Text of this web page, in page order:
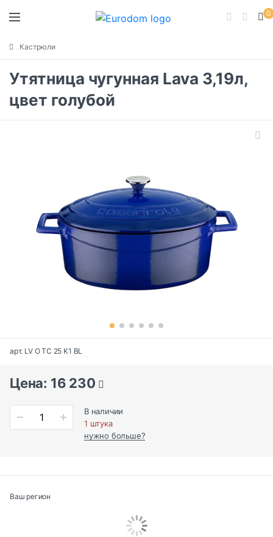
0
Кастрюли
Утятница чугунная Lava 3,19л,
цвет голубой
арт. LV O TC 25 K1 BL
Цена: 16 230
В наличии
1 штука
нужно больше?
Ваш регион